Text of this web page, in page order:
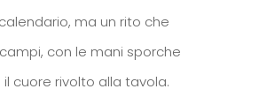
ma un rito che
con le mani sporche
cuore rivolto alla tavola.